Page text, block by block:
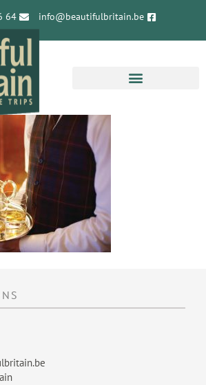
64 info@beautifulbritain.be